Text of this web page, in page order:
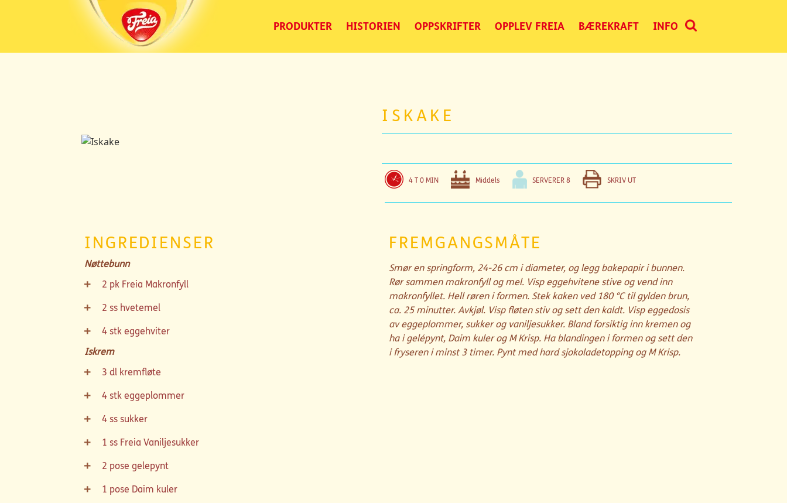
PRODUKTER HISTORIEN OPPSKRIFTER OPPLEV FREIA BÆREKRAFT INFO
ISKAKE
4 T 0 MIN Middels SERVERER 8 SKRIV UT
INGREDIENSER
Nøttebunn
2 pk Freia Makronfyll
2 ss hvetemel
4 stk eggehviter
Iskrem
3 dl kremfløte
4 stk eggeplommer
4 ss sukker
1 ss Freia Vaniljesukker
2 pose gelepynt
1 pose Daim kuler
FREMGANGSMÅTE
Smør en springform, 24-26 cm i diameter, og legg bakepapir i bunnen.
Rør sammen makronfyll og mel. Visp eggehvitene stive og vend inn
makronfyllet. Hell røren i formen. Stek kaken ved 180 °C til gylden brun,
ca. 25 minutter. Avkjøl. Visp fløten stiv og sett den kaldt. Visp eggedosis
av eggeplommer, sukker og vaniljesukker. Bland forsiktig inn kremen og
ha i gelépynt, Daim kuler og M Krisp. Ha blandingen i formen og sett den
i fryseren i minst 3 timer. Pynt med hard sjokoladetopping og M Krisp.